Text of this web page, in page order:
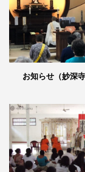
お知らせ（妙深寺